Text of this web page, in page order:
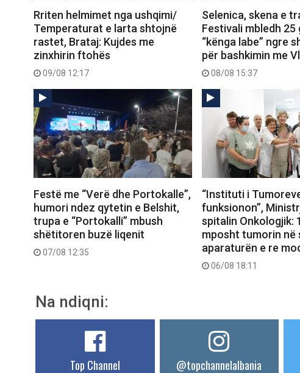
Rriten helmimet nga ushqimi/
Temperaturat e larta shtojnë
rastet, Brataj: Kujdes me
zinxhirin ftohës
09/08 12:17
Selenica, skena e
Festivali mbledh 25
“kënga labe” ngre
për bashkimin me
08/08 15:37
Festë me “Verë dhe Portokalle”,
humori ndez qytetin e Belshit,
trupa e “Portokalli” mbush
shëtitoren buzë liqenit
07/08 12:35
“Instituti i
funksionon”,
spitalin Onkologjik:
mposht tumorin në
aparaturën e re
06/08 18:11
Na ndiqni:
Top Channel @topchannelalbania